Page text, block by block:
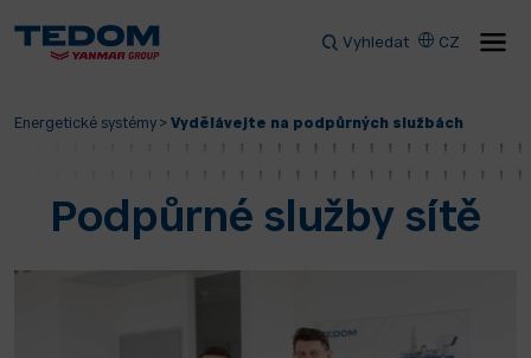
Vyhledat CZ
Energetické systémy > Vydělávejte na podpůrných službách
Podpůrné služby sítě